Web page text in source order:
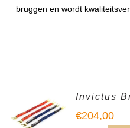
bruggen en wordt
Invictus
€204,00